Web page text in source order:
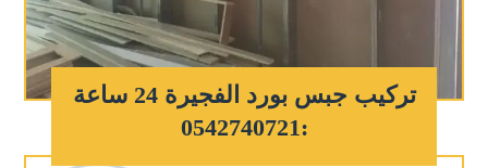
تركيب جبس بورد الفجيرة 24 ساعة
:0542740721